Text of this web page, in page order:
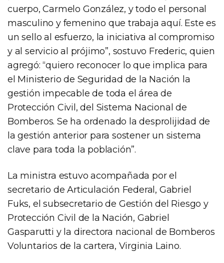
cuerpo, Carmelo González, y todo el personal
masculino y femenino que trabaja aquí. Este es
un sello al esfuerzo, la iniciativa al compromiso
y al servicio al prójimo”, sostuvo Frederic, quien
agregó: “quiero reconocer lo que implica para
el Ministerio de Seguridad de la Nación la
gestión impecable de toda el área de
Protección Civil, del Sistema Nacional de
Bomberos. Se ha ordenado la desprolijidad de
la gestión anterior para sostener un sistema
clave para toda la población”.
La ministra estuvo acompañada por el
secretario de Articulación Federal, Gabriel
Fuks, el subsecretario de Gestión del Riesgo y
Protección Civil de la Nación, Gabriel
Gasparutti y la directora nacional de Bomberos
Voluntarios de la cartera, Virginia Laino.